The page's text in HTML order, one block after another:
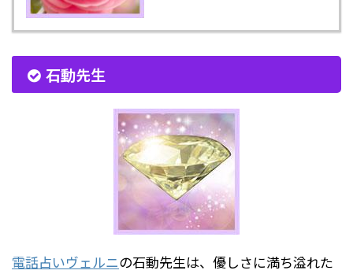
石動先生
電話占いヴェルニの石動先生は、優しさに満ち溢れた